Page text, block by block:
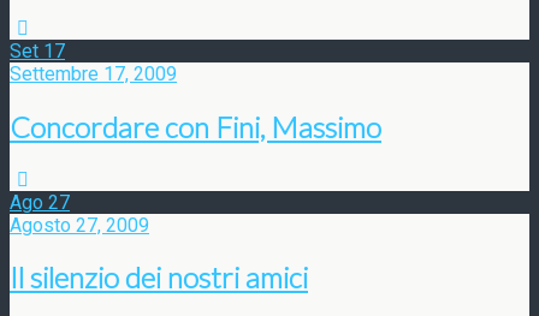
Set 17
Settembre 17, 2009
Concordare con Fini, Massimo
Ago 27
Agosto 27, 2009
Il silenzio dei nostri amici